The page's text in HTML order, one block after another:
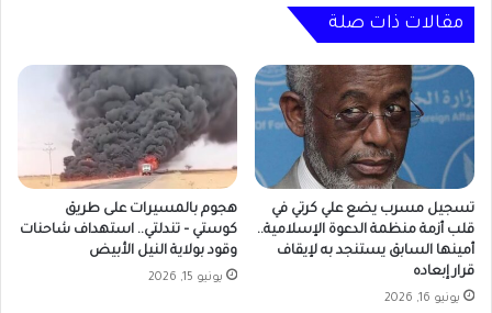
مقالات ذات صلة
تسجيل مسرب يضع علي كرتي في
قلب أزمة منظمة الدعوة الإسلامية..
أمينها السابق يستنجد به لإيقاف
قرار إبعاده
يونيو 16, 2026
هجوم بالمسيرات على طريق
كوستي – تندلتي.. استهداف شاحنات
وقود بولاية النيل الأبيض
يونيو 15, 2026